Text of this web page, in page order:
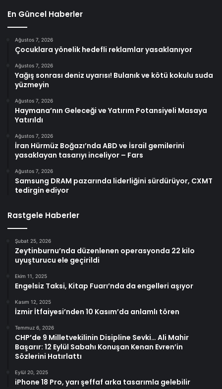
En Güncel Haberler
Ağustos 7, 2026
Çocuklara yönelik hedefli reklamlar yasaklanıyor
Ağustos 7, 2026
Yağış sonrası deniz uyarısı! Bulanık ve kötü kokulu suda
yüzmeyin
Ağustos 7, 2026
Haymana’nın Geleceği ve Yatırım Potansiyeli Masaya
Yatırıldı
Ağustos 7, 2026
İran Hürmüz Boğazı’nda ABD ve İsrail gemilerini
yasaklayan tasarıyı inceliyor – Fars
Ağustos 7, 2026
Samsung DRAM pazarında liderliğini sürdürüyor, CXMT
tedirgin ediyor
Rastgele Haberler
Şubat 25, 2026
Zeytinburnu’nda düzenlenen operasyonda 22 kilo
uyuşturucu ele geçirildi
Ekim 11, 2025
Engelsiz Taksi, Kitap Fuarı’nda da engelleri aşıyor
Kasım 12, 2025
İzmir İtfaiyesi’nden 10 Kasım’da anlamlı tören
Temmuz 6, 2026
CHP’de 9 Milletvekilinin Disipline Sevki… Ali Mahir
Başarır: 12 Eylül Sabahı Konuşan Kenan Evren’in
Sözlerini Hatırlattı
Eylül 20, 2025
iPhone 18 Pro, yarı şeffaf arka tasarımla gelebilir